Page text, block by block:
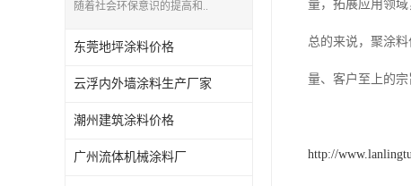
随着社会环保意识的提高和..
东莞地坪涂料价格
云浮内外墙涂料生产厂家
潮州建筑涂料价格
广州流体机械涂料厂
量，拓展应用领域
总的来说，聚涂
量、客户至上的
http://